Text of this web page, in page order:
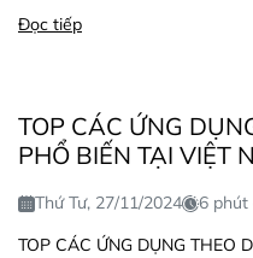
Đọc tiếp
TOP CÁC ỨNG
PHỔ BIẾN TẠI VIỆT
Thứ Tư, 27/11/2024
6 phút
TOP CÁC ỨNG DỤNG THEO